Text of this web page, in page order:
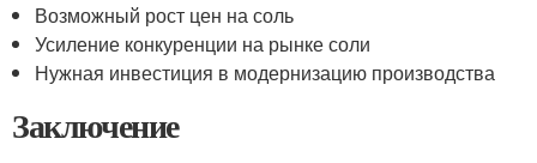
Возможный рост цен на соль
Усиление конкуренции на рынке соли
Нужная инвестиция в модернизацию производства
Заключение